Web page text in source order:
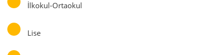
İlkokul-Ortaokul
Lise